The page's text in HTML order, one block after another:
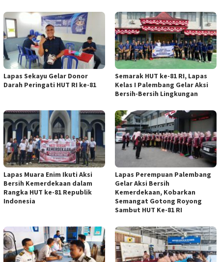
Lapas Sekayu Gelar Donor
Darah Peringati HUT RI ke-81
Semarak HUT ke-81 RI, Lapas
Kelas I Palembang Gelar Aksi
Bersih-Bersih Lingkungan
Lapas Muara Enim Ikuti Aksi
Bersih Kemerdekaan dalam
Rangka HUT ke-81 Republik
Indonesia
Lapas Perempuan Palembang
Gelar Aksi Bersih
Kemerdekaan, Kobarkan
Semangat Gotong Royong
Sambut HUT Ke-81 RI